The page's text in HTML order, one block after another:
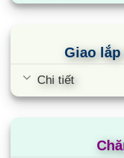
Giao
Chi tiết